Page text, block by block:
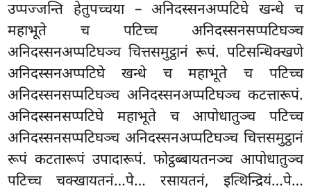
उप्पज्जन्ति हेतुपच्चया – अनिदस्सनअप्पटिघे खन्धे च
महाभूते च पटिच्च अनिदस्सनसप्पटिघञ्च
अनिदस्सनअप्पटिघञ्च चित्तसमुट्ठानं रूपं. पटिसन्धिक्खणे
अनिदस्सनअप्पटिघे खन्धे च महाभूते च पटिच्च
अनिदस्सनसप्पटिघञ्च अनिदस्सनअप्पटिघञ्च कटत्तारूपं.
अनिदस्सनसप्पटिघे महाभूते च आपोधातुञ्च पटिच्च
अनिदस्सनसप्पटिघञ्च अनिदस्सनअप्पटिघञ्च चित्तसमुट्ठानं
रूपं कटतारूपं उपादारूपं. फोट्ठब्बायतनञ्च आपोधातुञ्च
पटिच्च चक्खायतनं…पे… रसायतनं, इत्थिन्द्रियं…पे…